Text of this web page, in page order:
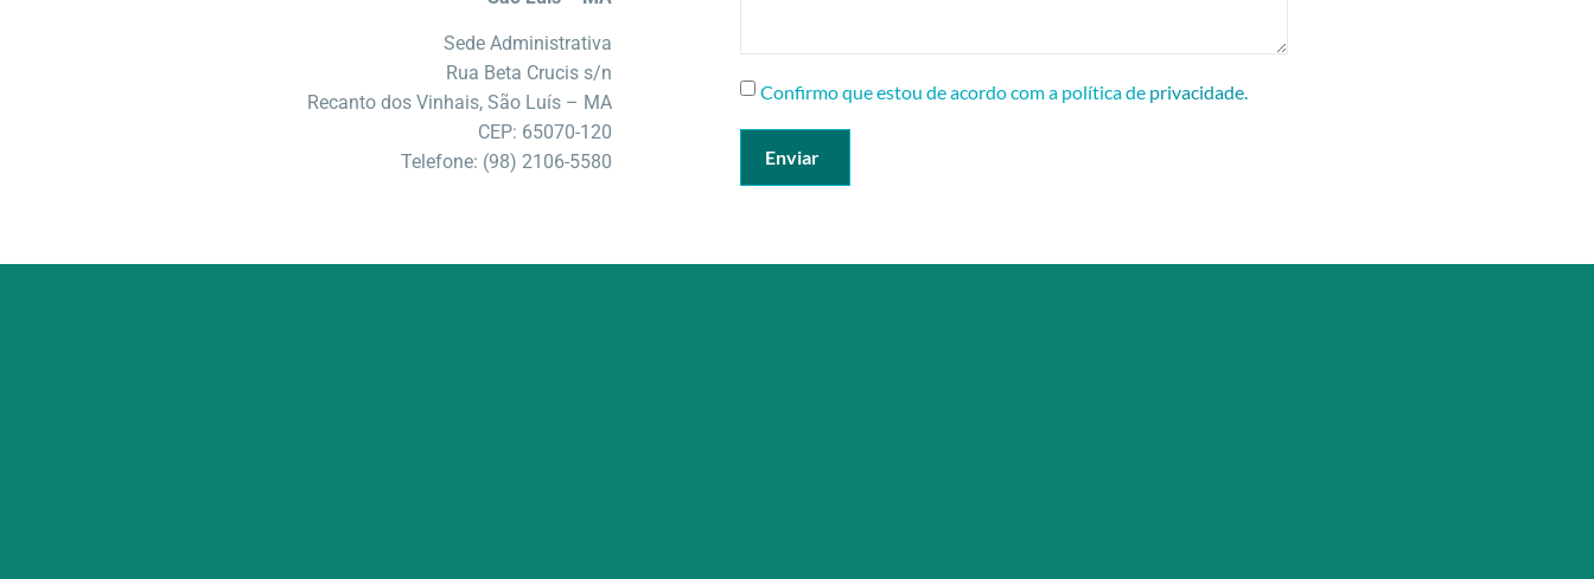
Sede Administrativa
Rua Beta Crucis s/n
Recanto dos Vinhais, São Luís – MA
CEP: 65070-120
Telefone: (98) 2106-5580
Confirmo que estou de acordo com a política de privacidade.
Enviar